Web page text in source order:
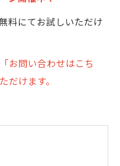
料にてお試しいただけ
お問い合わせはこち
だけます。